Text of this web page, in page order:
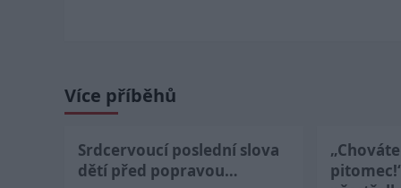
Více příběhů
Srdcervoucí poslední slova
dětí před popravou…